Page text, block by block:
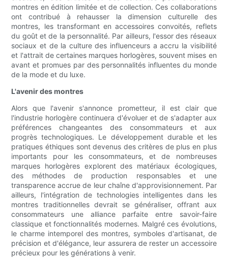
montres en édition limitée et de collection. Ces collaborations
ont contribué à rehausser la dimension culturelle des
montres, les transformant en accessoires convoités, reflets
du goût et de la personnalité. Par ailleurs, l'essor des réseaux
sociaux et de la culture des influenceurs a accru la visibilité
et l'attrait de certaines marques horlogères, souvent mises en
avant et promues par des personnalités influentes du monde
de la mode et du luxe.
L'avenir des montres
Alors que l'avenir s'annonce prometteur, il est clair que
l'industrie horlogère continuera d'évoluer et de s'adapter aux
préférences changeantes des consommateurs et aux
progrès technologiques. Le développement durable et les
pratiques éthiques sont devenus des critères de plus en plus
importants pour les consommateurs, et de nombreuses
marques horlogères explorent des matériaux écologiques,
des méthodes de production responsables et une
transparence accrue de leur chaîne d'approvisionnement. Par
ailleurs, l'intégration de technologies intelligentes dans les
montres traditionnelles devrait se généraliser, offrant aux
consommateurs une alliance parfaite entre savoir-faire
classique et fonctionnalités modernes. Malgré ces évolutions,
le charme intemporel des montres, symboles d'artisanat, de
précision et d'élégance, leur assurera de rester un accessoire
précieux pour les générations à venir.